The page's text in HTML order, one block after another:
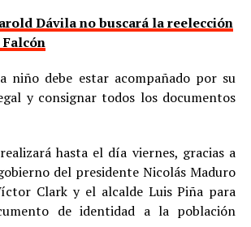
Dávila no buscará la reelección
niño debe estar acompañado por su
y consignar todos los documentos
hasta el día viernes, gracias a
del presidente Nicolás Maduro
Clark y el alcalde Luis Piña para
de identidad a la población